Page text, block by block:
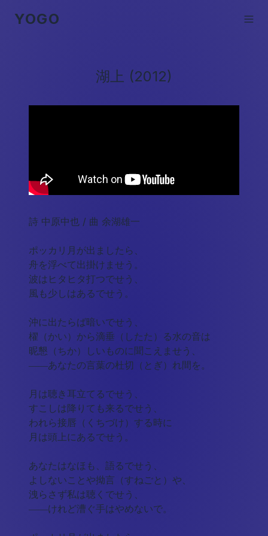
YOGO
湖上 (2012)
詩 中原中也 / 曲 余湖雄一
ポッカリ月が出ましたら、
舟を浮べて出掛けませう。
波はヒタヒタ打つでせう、
風も少しはあるでせう。
沖に出たらば暗いでせう、
櫂（かい）から滴垂（したた）る水の音は
昵懇（ちか）しいものに聞こえませう、
――あなたの言葉の杜切（とぎ）れ間を。
月は聴き耳立てるでせう、
すこしは降りても来るでせう、
われら接唇（くちづけ）する時に
月は頭上にあるでせう。
あなたはなほも、語るでせう、
よしないことや拗言（すねごと）や、
洩らさず私は聴くでせう、
――けれど漕ぐ手はやめないで。